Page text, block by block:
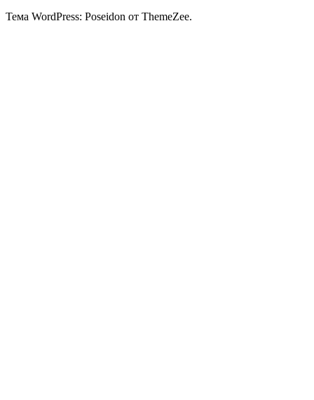
Тема WordPress: Poseidon от ThemeZee.